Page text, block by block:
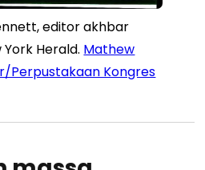
editor akhbar
Herald. Mathew
Perpustakaan Kongres